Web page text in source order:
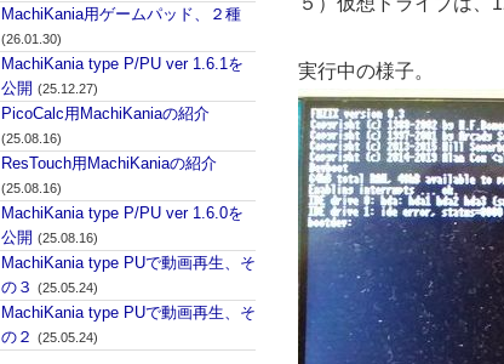
実行中の様子。
MachiKania用ゲームパッド、２種
(26.01.30)
MachiKania type P/PU ver 1.6.1を
公開 (25.12.27)
PicoCalc用MachiKaniaの紹介
(25.08.16)
ResTouch用MachiKaniaの紹介
(25.08.16)
MachiKania type P/PU ver 1.6.0を
公開 (25.08.16)
MachiKania type PUで動画再生、そ
の３ (25.05.24)
MachiKania type PUで動画再生、そ
の２ (25.05.24)